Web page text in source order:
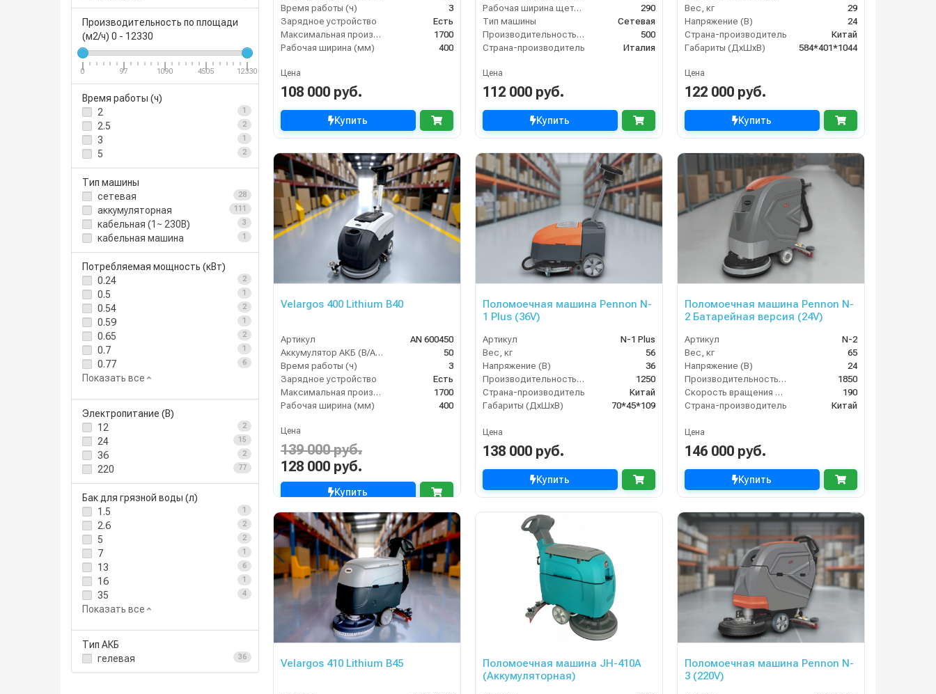
Производительность по площади
(м2/ч) 0 - 12330
0 97 1090 4505 12330
Время работы (ч)
2
1
2.5 2
3 1
5 2
Тип машины
сетевая
28
аккумуляторная 111
кабельная (1~ 230В) 3
кабельная машина 1
Потребляемая мощность (кВт)
0.24
2
0.5 1
0.54 2
0.59 1
0.65 2
0.7 1
0.77 6
Показать все
Электропитание (В)
12
2
24 15
36 2
220 77
Бак для грязной воды (л)
1.5
1
2.6 2
5 2
7 1
13 6
16 1
35 4
Показать все
Тип АКБ
гелевая
36
Время работы (ч)
3
Зарядное устройство
Есть
Максимальная производительность (кв.м/час)
1700
Рабочая ширина (мм)
400
Цена
108 000 руб.
Купить
Рабочая ширина щеток (мм)
290
Тип машины
Сетевая
Производительность по площади (м2/ч)
500
Страна-производитель
Италия
Цена
112 000 руб.
Купить
Вес, кг
29
Напряжение (В)
24
Страна-производитель
Китай
Габариты (ДхШхВ)
584*401*1044
Цена
122 000 руб.
Купить
Velargos 400 Lithium B40
Артикул
AN 600450
Аккумулятор АКБ (В/А·ч)
50
Время работы (ч)
3
Зарядное устройство
Есть
Максимальная производительность (кв.м/час)
1700
Рабочая ширина (мм)
400
Цена
139 000 руб.
128 000 руб.
Купить
Поломоечная машина Pennon N-
1 Plus (36V)
Артикул
N-1 Plus
Вес, кг
56
Напряжение (В)
36
Производительность по площади (м2/ч)
1250
Страна-производитель
Китай
Габариты (ДхШхВ)
70*45*109
Цена
138 000 руб.
Купить
Поломоечная машина Pennon N-
2 Батарейная версия (24V)
Артикул
N-2
Вес, кг
65
Напряжение (В)
24
Производительность по площади (м2/ч)
1850
Скорость вращения щётки (об/мин)
190
Страна-производитель
Китай
Цена
146 000 руб.
Купить
Velargos 410 Lithium B45
Поломоечная машина JH-410A
(Аккумуляторная)
Поломоечная машина Pennon N-
3 (220V)